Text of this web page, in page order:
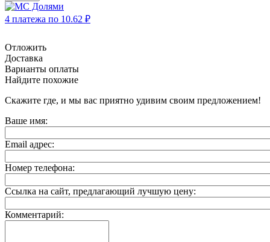
4 платежа по 10.62 ₽
Отложить
Доставка
Варианты оплаты
Найдите похожие
Скажите где, и мы вас приятно удивим своим предложением!
Ваше имя:
Email адрес:
Номер телефона:
Ссылка на сайт, предлагающий лучшую цену:
Комментарий: